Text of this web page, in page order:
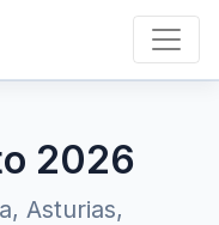
2026
Asturias,